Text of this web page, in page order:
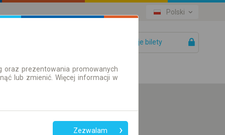
Polski
Twoje bilety
oraz prezentowania promowanych
lub zmienić. Więcej informacji w
Zezwalam